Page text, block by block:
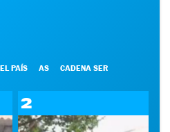
EL PAÍS AS CADENA SER
2